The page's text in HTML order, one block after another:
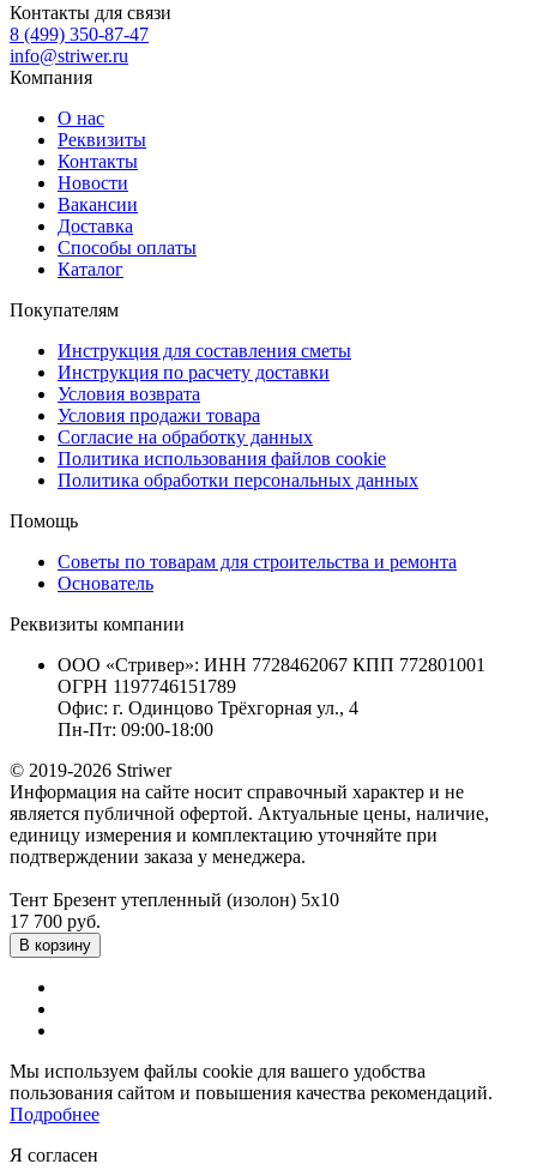
Контакты для связи
8 (499) 350-87-47
info@striwer.ru
Компания
О нас
Реквизиты
Контакты
Новости
Вакансии
Доставка
Способы оплаты
Каталог
Покупателям
Инструкция для составления сметы
Инструкция по расчету доставки
Условия возврата
Условия продажи товара
Согласие на обработку данных
Политика использования файлов cookie
Политика обработки персональных данных
Помощь
Советы по товарам для строительства и ремонта
Основатель
Реквизиты компании
ООО «Стривер»: ИНН 7728462067 КПП 772801001
ОГРН 1197746151789
Офис: г. Одинцово Трёхгорная ул., 4
Пн-Пт: 09:00-18:00
© 2019-2026 Striwer
Информация на сайте носит справочный характер и не
является публичной офертой. Актуальные цены, наличие,
единицу измерения и комплектацию уточняйте при
подтверждении заказа у менеджера.
Тент Брезент утепленный (изолон) 5х10
17 700 руб.
В корзину
Мы используем файлы cookie для вашего удобства
пользования сайтом и повышения качества рекомендаций.
Подробнее
Я согласен